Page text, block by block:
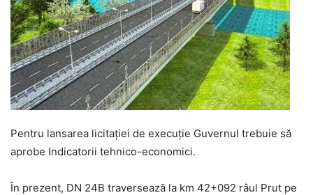
Pentru lansarea licitației de execuție Guvernul trebuie să
aprobe Indicatorii tehnico-economici.
În prezent, DN 24B traversează la km 42+092 râul Prut pe